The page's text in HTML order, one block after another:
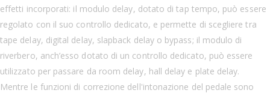
effetti incorporati: il modulo delay, dotato di tap tempo, può essere
regolato con il suo controllo dedicato, e permette di scegliere tra
tape delay, digital delay, slapback delay o bypass; il modulo di
riverbero, anch’esso dotato di un controllo dedicato, può essere
utilizzato per passare da room delay, hall delay e plate delay.
Mentre le funzioni di correzione dell'intonazione del pedale sono